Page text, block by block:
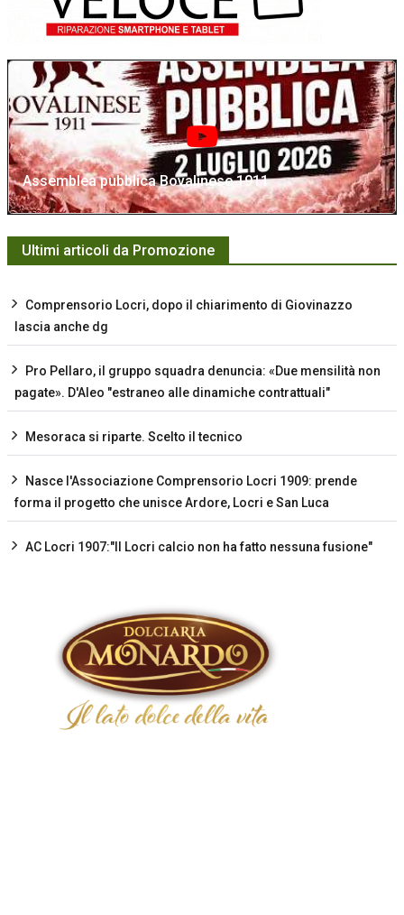
Assemblea pubblica Bovalinese 1911
Ultimi articoli da Promozione
Comprensorio Locri, dopo il chiarimento di Giovinazzo
lascia anche dg
Pro Pellaro, il gruppo squadra denuncia: «Due mensilità non
pagate». D'Aleo "estraneo alle dinamiche contrattuali"
Mesoraca si riparte. Scelto il tecnico
Nasce l'Associazione Comprensorio Locri 1909: prende
forma il progetto che unisce Ardore, Locri e San Luca
AC Locri 1907:"Il Locri calcio non ha fatto nessuna fusione"